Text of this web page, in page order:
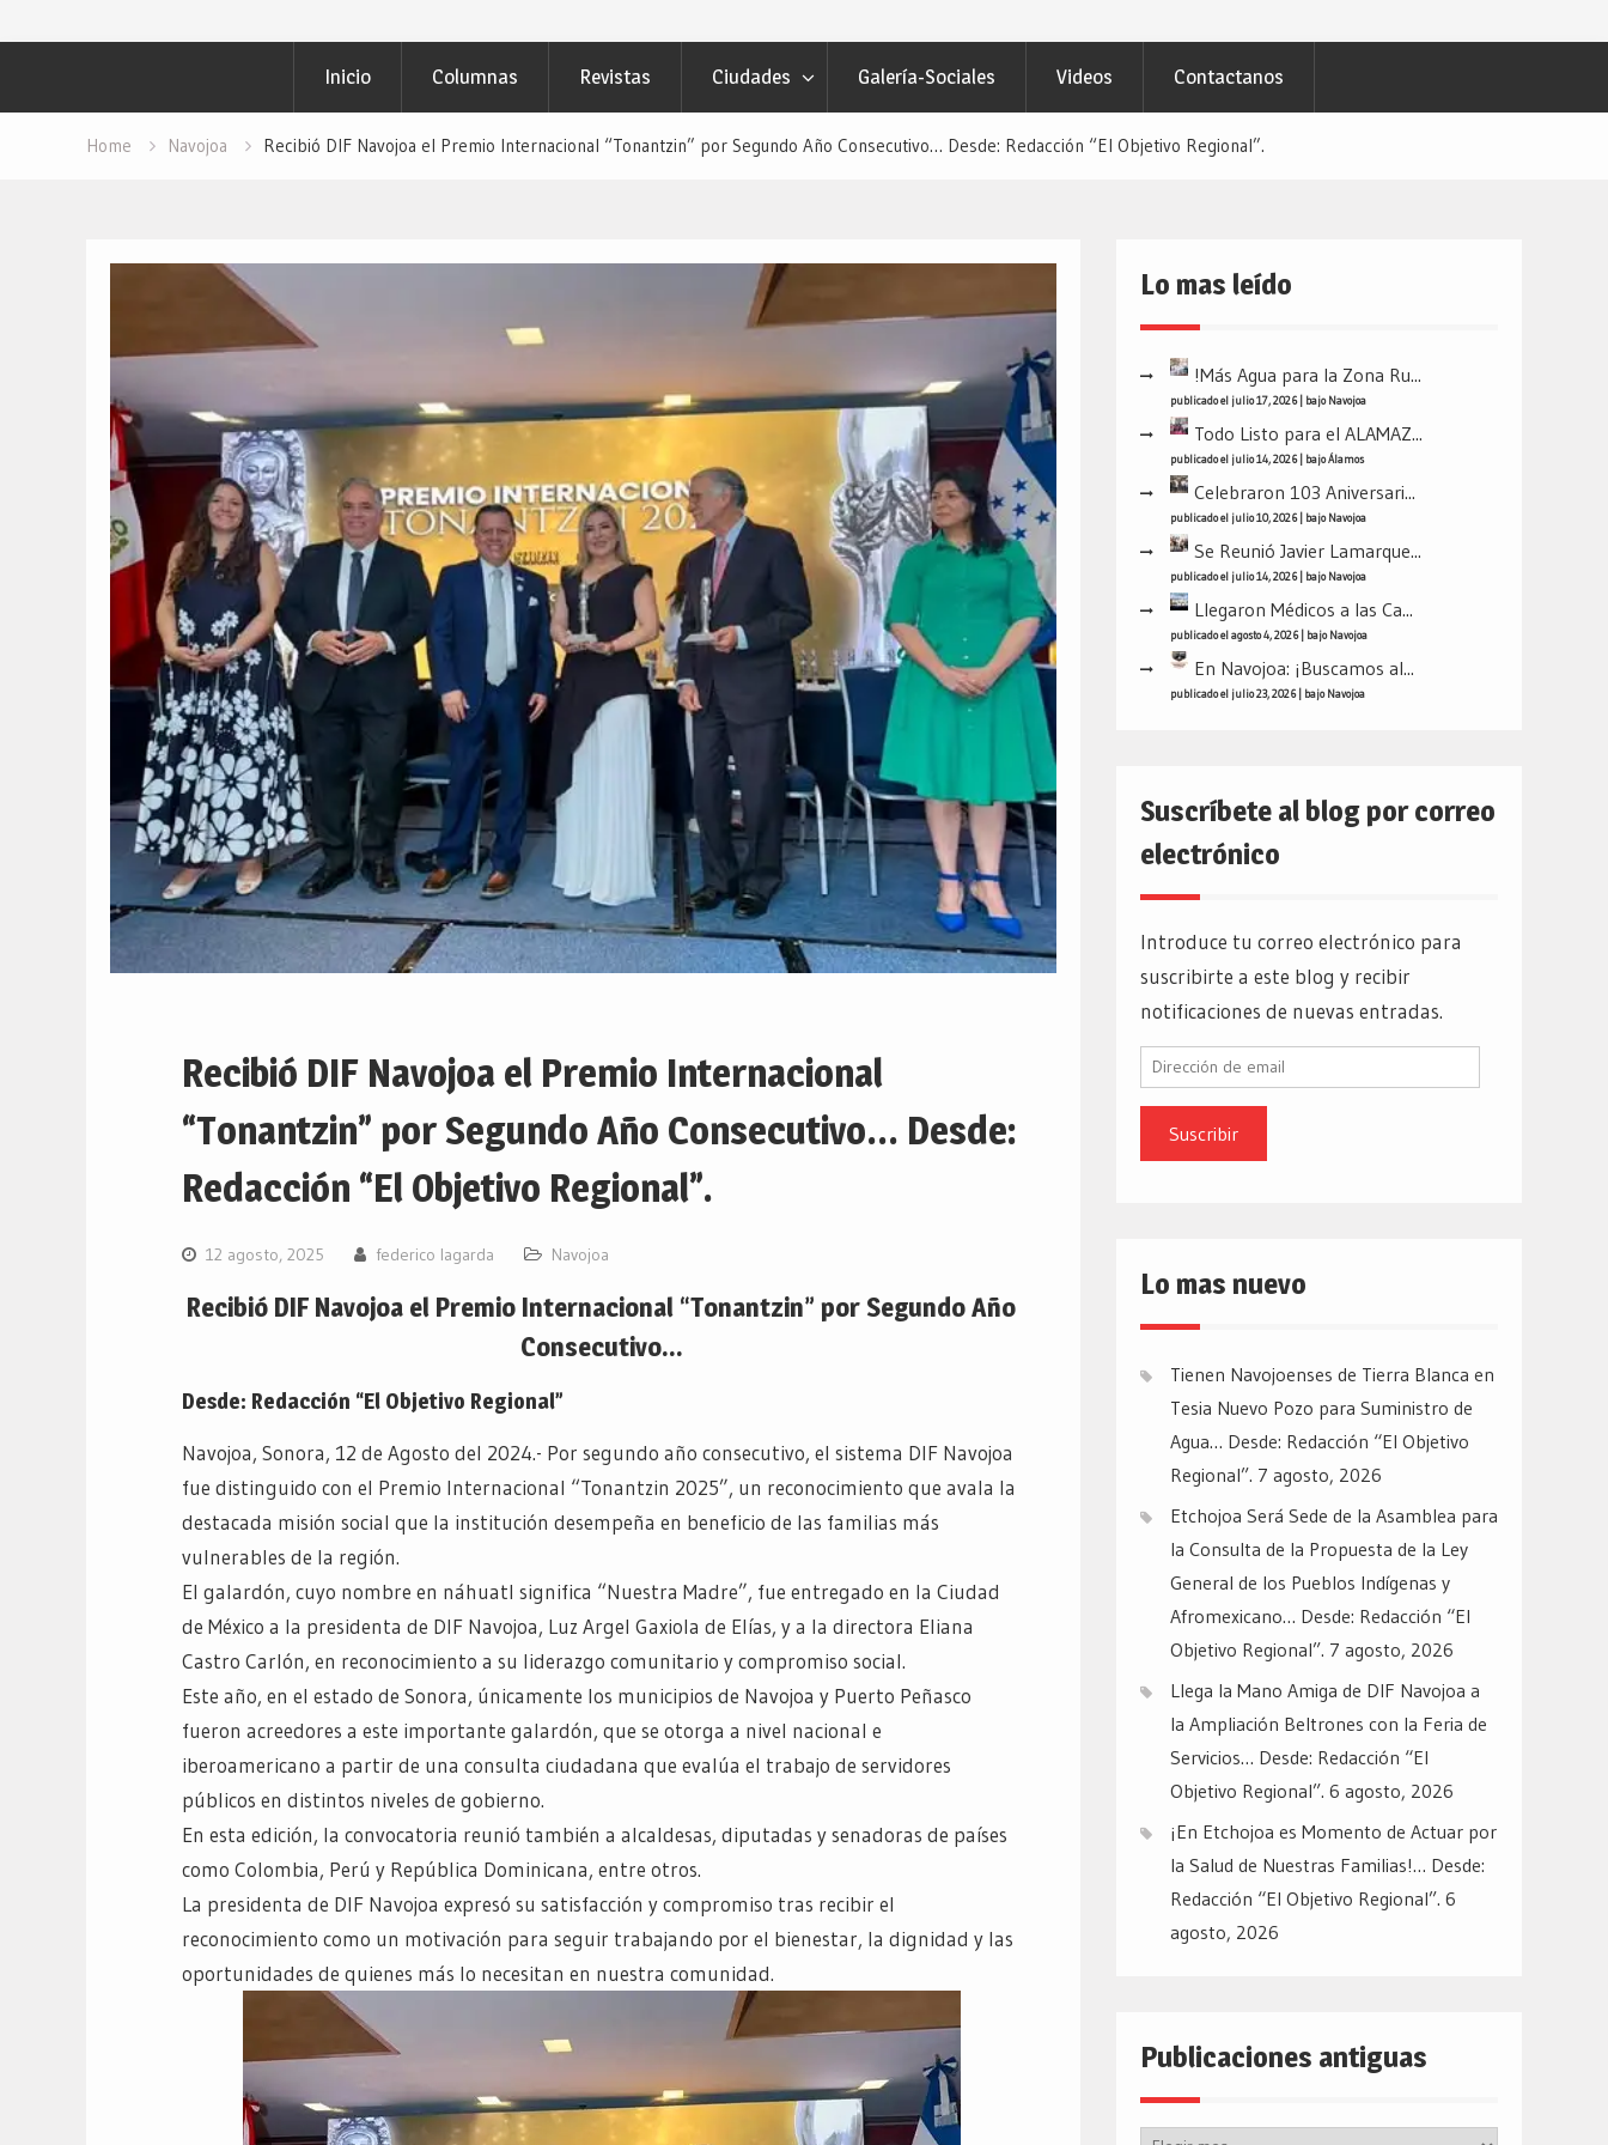
Inicio Columnas Revistas Ciudades Galería-Sociales Videos Contactanos
Home Navojoa Recibió DIF Navojoa el Premio Internacional “Tonantzin” por Segundo Año Consecutivo… Desde: Redacción “El Objetivo Regional”.
Recibió DIF Navojoa el Premio Internacional
“Tonantzin” por Segundo Año Consecutivo… Desde:
Redacción “El Objetivo Regional”.
12 agosto, 2025 federico lagarda Navojoa
Recibió DIF Navojoa el Premio Internacional “Tonantzin” por Segundo Año
Consecutivo…
Desde: Redacción “El Objetivo Regional”
Navojoa, Sonora, 12 de Agosto del 2024.- Por segundo año consecutivo, el sistema DIF Navojoa
fue distinguido con el Premio Internacional “Tonantzin 2025”, un reconocimiento que avala la
destacada misión social que la institución desempeña en beneficio de las familias más
vulnerables de la región.
El galardón, cuyo nombre en náhuatl significa “Nuestra Madre”, fue entregado en la Ciudad
de México a la presidenta de DIF Navojoa, Luz Argel Gaxiola de Elías, y a la directora Eliana
Castro Carlón, en reconocimiento a su liderazgo comunitario y compromiso social.
Este año, en el estado de Sonora, únicamente los municipios de Navojoa y Puerto Peñasco
fueron acreedores a este importante galardón, que se otorga a nivel nacional e
iberoamericano a partir de una consulta ciudadana que evalúa el trabajo de servidores
públicos en distintos niveles de gobierno.
En esta edición, la convocatoria reunió también a alcaldesas, diputadas y senadoras de países
como Colombia, Perú y República Dominicana, entre otros.
La presidenta de DIF Navojoa expresó su satisfacción y compromiso tras recibir el
reconocimiento como un motivación para seguir trabajando por el bienestar, la dignidad y las
oportunidades de quienes más lo necesitan en nuestra comunidad.
Lo mas leído
!Más Agua para la Zona Ru...
publicado el julio 17, 2026| bajoNavojoa
Todo Listo para el ALAMAZ...
publicado el julio 14, 2026| bajoÁlamos
Celebraron 103 Aniversari...
publicado el julio 10, 2026| bajoNavojoa
Se Reunió Javier Lamarque...
publicado el julio 14, 2026| bajoNavojoa
Llegaron Médicos a las Ca...
publicado el agosto 4, 2026| bajoNavojoa
En Navojoa: ¡Buscamos al...
publicado el julio 23, 2026| bajoNavojoa
Suscríbete al blog por correo
electrónico
Introduce tu correo electrónico para
suscribirte a este blog y recibir
notificaciones de nuevas entradas.
Dirección
email
Lo mas nuevo
Tienen Navojoenses de Tierra Blanca en
Tesia Nuevo Pozo para Suministro de
Agua… Desde: Redacción “El Objetivo
Regional”. 7 agosto, 2026
Etchojoa Será Sede de la Asamblea para
la Consulta de la Propuesta de la Ley
General de los Pueblos Indígenas y
Afromexicano… Desde: Redacción “El
Objetivo Regional”. 7 agosto, 2026
Llega la Mano Amiga de DIF Navojoa a
la Ampliación Beltrones con la Feria de
Servicios… Desde: Redacción “El
Objetivo Regional”. 6 agosto, 2026
¡En Etchojoa es Momento de Actuar por
la Salud de Nuestras Familias!… Desde:
Redacción “El Objetivo Regional”. 6
agosto, 2026
Publicaciones antiguas